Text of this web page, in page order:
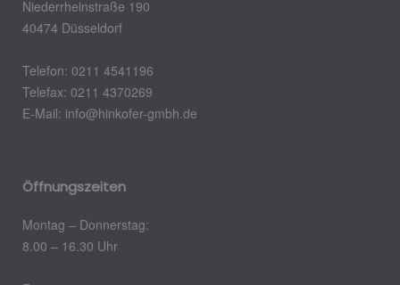
Niederrheinstraße 190
40474 Düsseldorf
Telefon: 0211 4541196
Telefax: 0211 4370269
E-Mail: info@hinkofer-gmbh.de
Öffnungszeiten
Montag – Donnerstag:
8.00 – 16.30 Uhr